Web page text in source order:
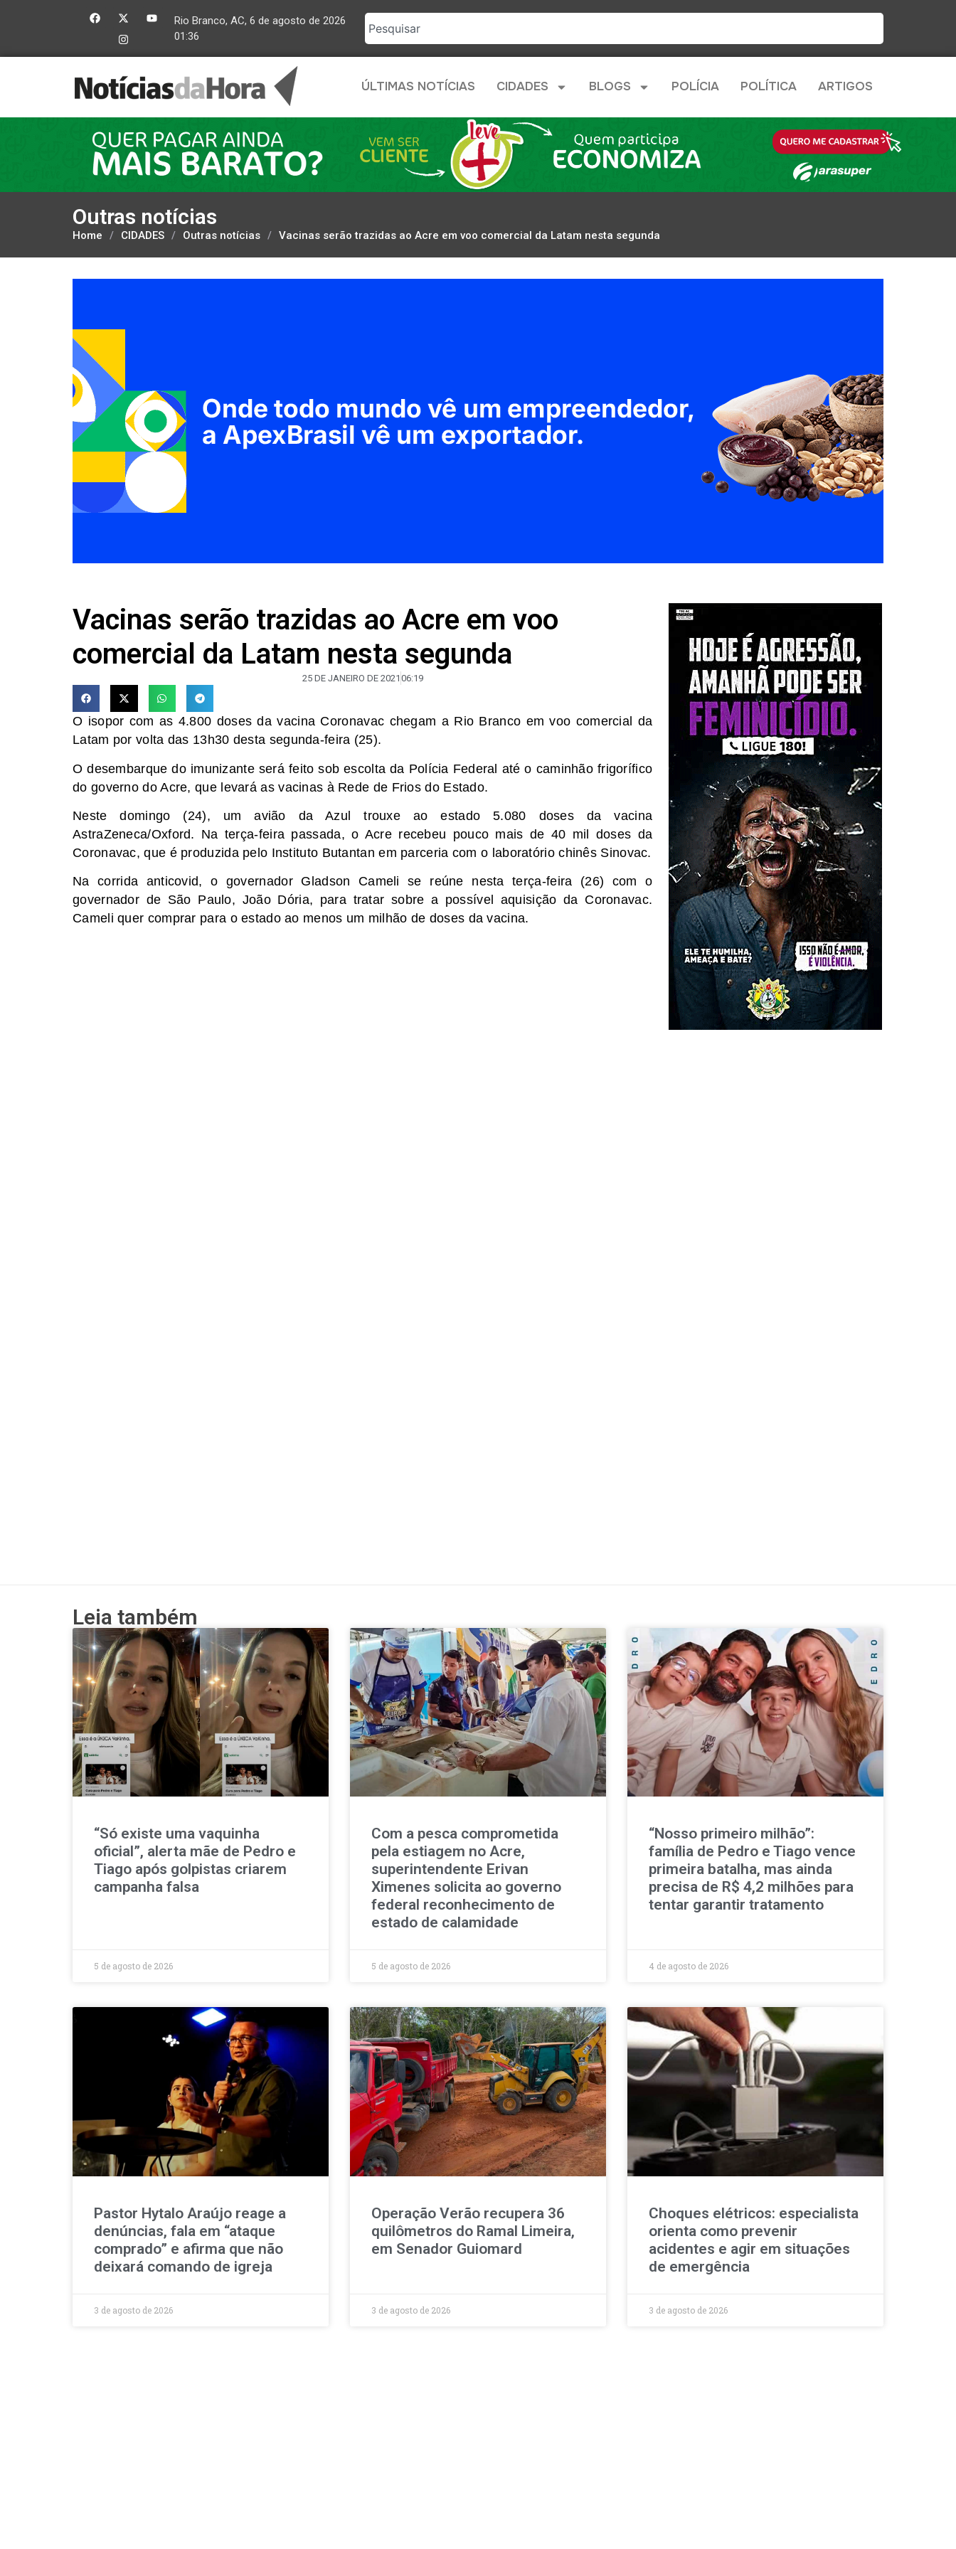
Rio Branco, AC, 6 de agosto de 2026
01:36
ÚLTIMAS NOTÍCIAS CIDADES BLOGS POLÍCIA POLÍTICA ARTIGOS
Outras notícias
Home / CIDADES / Outras notícias / Vacinas serão trazidas ao Acre em voo comercial da Latam nesta segunda
Vacinas serão trazidas ao Acre em voo
comercial da Latam nesta segunda
25 DE JANEIRO DE 2021 06:19
O isopor com as 4.800 doses da vacina Coronavac chegam a Rio Branco em voo comercial da
Latam por volta das 13h30 desta segunda-feira (25).
O desembarque do imunizante será feito sob escolta da Polícia Federal até o caminhão frigorífico
do governo do Acre, que levará as vacinas à Rede de Frios do Estado.
Neste domingo (24), um avião da Azul trouxe ao estado 5.080 doses da vacina
AstraZeneca/Oxford. Na terça-feira passada, o Acre recebeu pouco mais de 40 mil doses da
Coronavac, que é produzida pelo Instituto Butantan em parceria com o laboratório chinês Sinovac.
Na corrida anticovid, o governador Gladson Cameli se reúne nesta terça-feira (26) com o
governador de São Paulo, João Dória, para tratar sobre a possível aquisição da Coronavac.
Cameli quer comprar para o estado ao menos um milhão de doses da vacina.
Leia também
“Só existe uma vaquinha
oficial”, alerta mãe de Pedro e
Tiago após golpistas criarem
campanha falsa
5 de agosto de 2026
Com a pesca comprometida
pela estiagem no Acre,
superintendente Erivan
Ximenes solicita ao governo
federal reconhecimento de
estado de calamidade
5 de agosto de 2026
“Nosso primeiro milhão”:
família de Pedro e Tiago vence
primeira batalha, mas ainda
precisa de R$ 4,2 milhões para
tentar garantir tratamento
4 de agosto de 2026
Pastor Hytalo Araújo reage a
denúncias, fala em “ataque
comprado” e afirma que não
deixará comando de igreja
3 de agosto de 2026
Operação Verão recupera 36
quilômetros do Ramal Limeira,
em Senador Guiomard
3 de agosto de 2026
Choques elétricos: especialista
orienta como prevenir
acidentes e agir em situações
de emergência
3 de agosto de 2026